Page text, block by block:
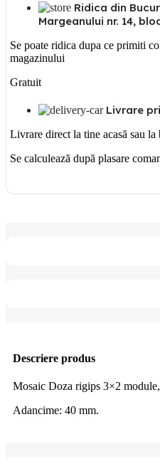
Ridica din
Margeanului nr. 14,
Se poate ridica dupa ce primiti
magazinului
Gratuit
Livrare
Livrare direct la tine acasă sau la
Se calculează după plasare
Descriere produs
Mosaic Doza rigips 3×2
Adancime: 40 mm.